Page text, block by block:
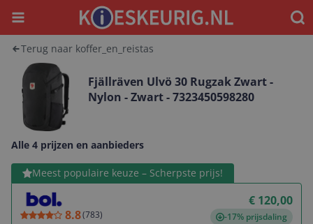
Menu
Terug naar koffer_en_reistas
Fjällräven Ulvö 30 Rugzak Zwart -
Nylon - Zwart - 7323450598280
Alle 4 prijzen en aanbieders
Meest populaire keuze – Scherpste prijs!
8.8(783)
€ 120,00
-17% prijsdaling
Bekijk product